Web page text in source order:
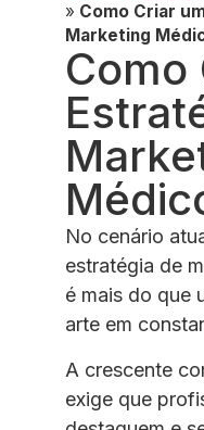
» Como Criar
Marketing
Como
No cenário
estratégia de
é mais do que
arte em
A crescente
exige que